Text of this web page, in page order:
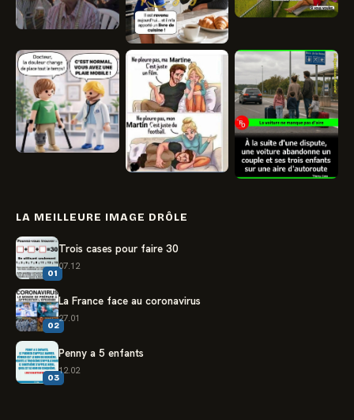
LA MEILLEURE IMAGE DRÔLE
01
Trois cases pour faire 30
07.12
02
La France face au coronavirus
27.01
03
Penny a 5 enfants
12.02